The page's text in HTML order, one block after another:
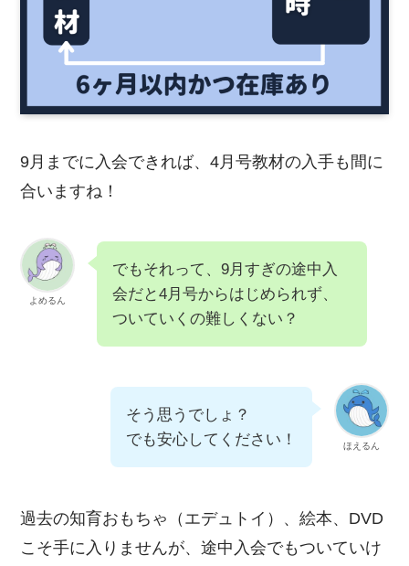
9月までに入会できれば、4月号教材の入手も間に
合いますね！
よめるん
でもそれって、9月すぎの途中入
会だと4月号からはじめられず、
ついていくの難しくない？
ほえるん
そう思うでしょ？
でも安心してください！
過去の知育おもちゃ（エデュトイ）、絵本、DVD
こそ手に入りませんが、途中入会でもついていけ